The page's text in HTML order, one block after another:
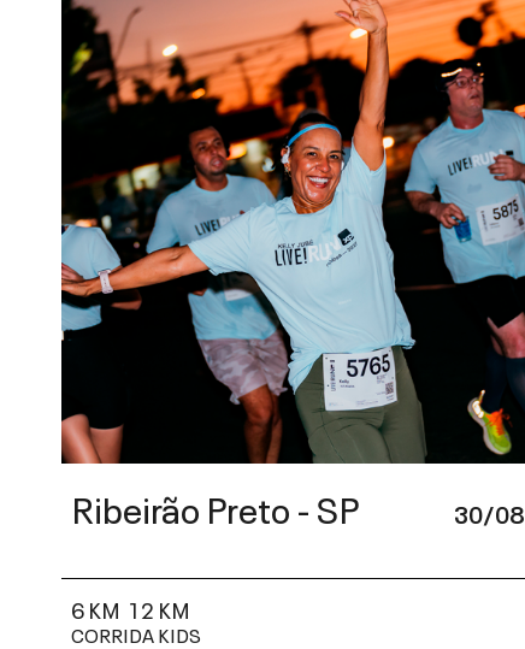
Ribeirão Preto - SP 30/08
6 KM 12 KM
CORRIDA KIDS